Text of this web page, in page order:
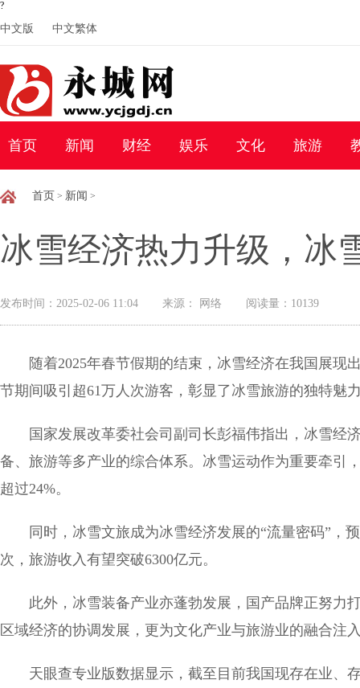
?
中文版 中文繁体
首页 新闻 财经 娱乐 文化 旅游
首页 > 新闻 >
冰雪经济热力升级，冰
发布时间：2025-02-06 11:04 来源： 网络 阅读量：10139
随着2025年春节假期的结束，冰雪经济在我国展
节期间吸引超61万人次游客，彰显了冰雪旅游的独特魅
国家发展改革委社会司副司长彭福伟指出，冰雪经
备、旅游等多产业的综合体系。冰雪运动作为重要牵引
超过24%。
同时，冰雪文旅成为冰雪经济发展的“流量密码”，
次，旅游收入有望突破6300亿元。
此外，冰雪装备产业亦蓬勃发展，国产品牌正努力
区域经济的协调发展，更为文化产业与旅游业的融合注
天眼查专业版数据显示，截至目前我国现存在业、